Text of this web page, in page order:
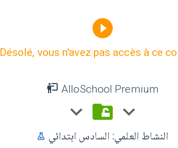
Désolé, vous n'avez pas accès à ce
AlloSchool Premium
النشاط العلمي: السادس ابتدائي